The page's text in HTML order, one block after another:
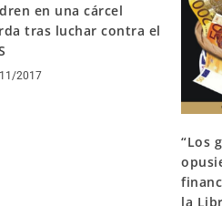
en una cárcel
tras luchar contra el
2017
“Los
la